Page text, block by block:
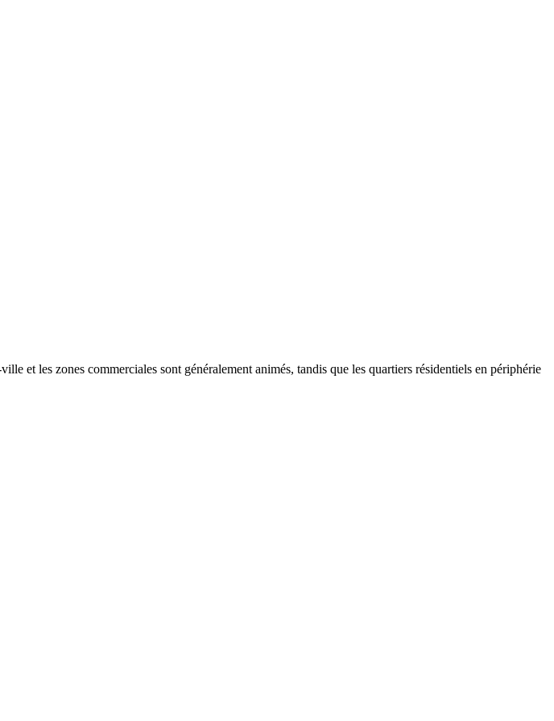
et les zones commerciales sont généralement animés, tandis que les quartiers résidentiels en périphérie